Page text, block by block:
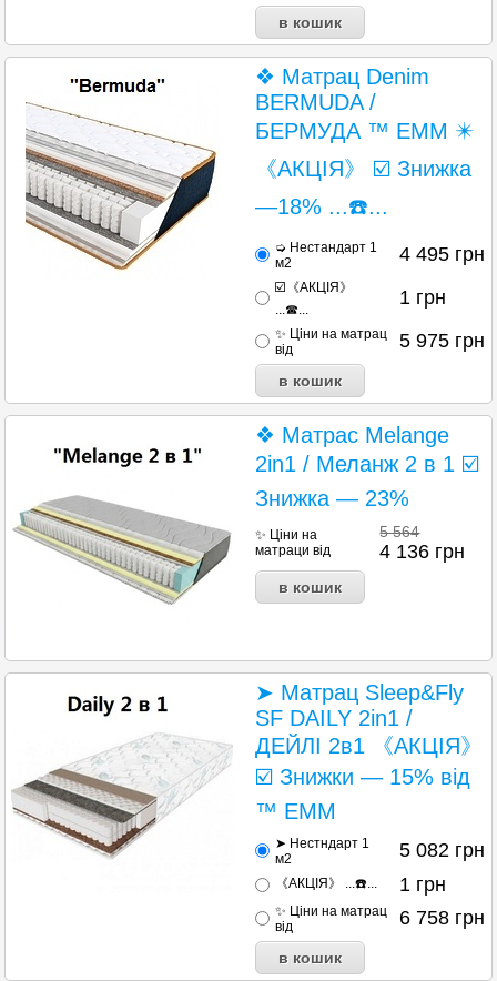
❖ Матрац Denim
BERMUDA /
БЕРМУДА ™ ЕММ ✴️
《АКЦІЯ》 ☑️ Знижка
—18% ...☎️...
➭ Нестандарт 1
м2
4 495 грн
☑️《АКЦІЯ》
...☎...
1 грн
✨ Ціни на матрац
від
5 975 грн
❖ Матрас Melange
2in1 / Меланж 2 в 1 ☑️
Знижка — 23%
✨ Ціни на
матраци від
5 564
4 136 грн
➤ Матрац Sleep&Fly
SF DAILY 2in1 /
ДЕЙЛІ 2в1 《АКЦІЯ》
☑️ Знижки — 15% від
™ ЕММ
➤ Нестндарт 1
м2
5 082 грн
《АКЦІЯ》 ...☎️... 1 грн
✨ Ціни на матрац
від
6 758 грн